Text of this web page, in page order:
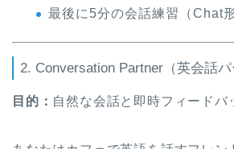
最後に5分の会話練習（Chat
2. Conversation Partner（英会話パ
目的： 自然な会話と即時フィードバ